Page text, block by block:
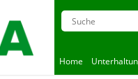
Home